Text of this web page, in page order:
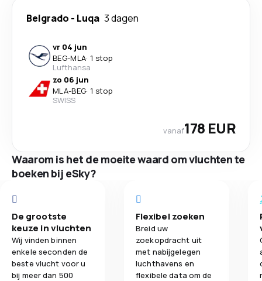
Belgrado - Luqa 3 dagen
vr 04 jun
BEG-MLA· 1 stop
Lufthansa
zo 06 jun
MLA-BEG· 1 stop
SWISS
vanaf178 EUR
Waarom is het de moeite waard om vluchten te
boeken bij eSky?
De grootste
keuze in vluchten
Wij vinden binnen
enkele seconden de
beste vlucht voor u
bij meer dan 500
Flexibel zoeken
Breid uw
zoekopdracht uit
met nabijgelegen
luchthavens en
flexibele data om de